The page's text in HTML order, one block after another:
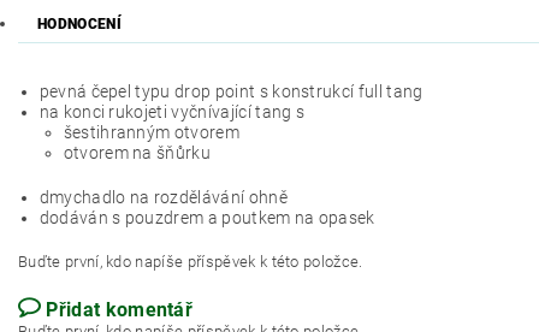
HODNOCENÍ
pevná čepel typu drop point s konstrukcí full tang
na konci rukojeti vyčnívající tang s
šestihranným otvorem
otvorem na šňůrku
dmychadlo na rozdělávání ohně
dodáván s pouzdrem a poutkem na opasek
Buďte první, kdo napíše příspěvek k této položce.
Přidat komentář